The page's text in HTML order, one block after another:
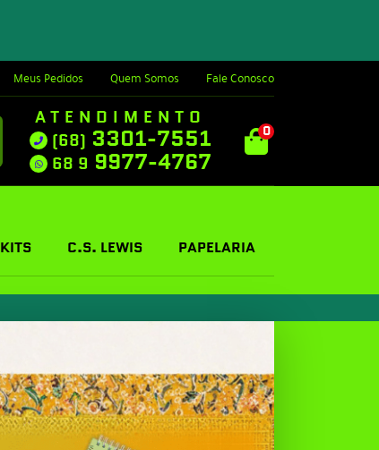
Meus Pedidos Quem Somos Fale Conosco
ATENDIMENTO
(68) 3301-7551
68 9 9977-4767
0
KITS C.S. LEWIS PAPELARIA